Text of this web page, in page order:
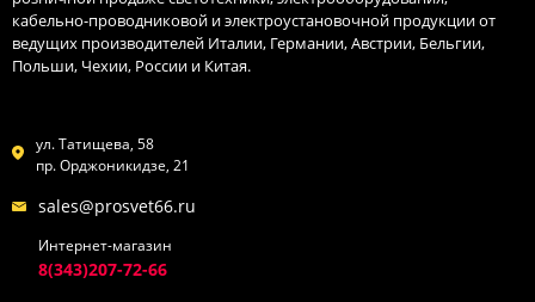
кабельно-проводниковой и электроустановочной продукции от
ведущих производителей Италии, Германии, Австрии, Бельгии,
Польши, Чехии, России и Китая.
ул. Татищева, 58
пр. Орджоникидзе, 21
sales@prosvet66.ru
Интернет-магазин
8(343)207-72-66